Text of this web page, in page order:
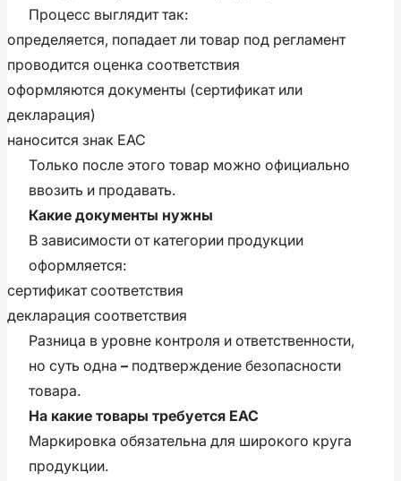
Процесс выглядит так:
определяется, попадает ли товар под регламент
проводится оценка соответствия
оформляются документы (сертификат или
декларация)
наносится знак ЕАС
Только после этого товар можно официально
ввозить и продавать.
Какие документы нужны
В зависимости от категории продукции
оформляется:
сертификат соответствия
декларация соответствия
Разница в уровне контроля и ответственности,
но суть одна – подтверждение безопасности
товара.
На какие товары требуется ЕАС
Маркировка обязательна для широкого круга
продукции.